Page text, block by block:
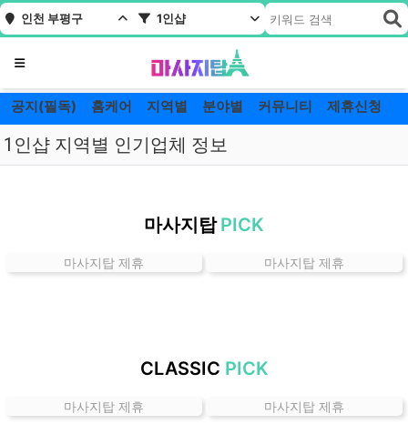
인천 부평구 1인샵
메뉴
공지(필독) 홈케어 지역별 분야별 커뮤니티 제휴신청
1인샵 지역별 인기업체 정보
구
마사지탑 PICK
마사지탑 제휴 마사지탑 제휴
CLASSIC PICK
마사지탑 제휴 마사지탑 제휴